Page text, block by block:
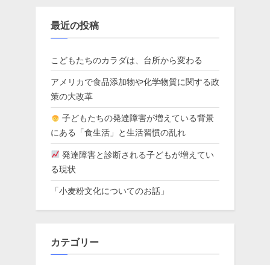
最近の投稿
こどもたちのカラダは、台所から変わる
アメリカで食品添加物や化学物質に関する政
策の大改革
子どもたちの発達障害が増えている背景
にある「食生活」と生活習慣の乱れ
発達障害と診断される子どもが増えてい
る現状
「小麦粉文化についてのお話」
カテゴリー